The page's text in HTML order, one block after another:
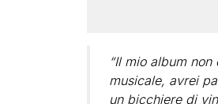
“Il mio album
musicale, avrei
un bicchiere di